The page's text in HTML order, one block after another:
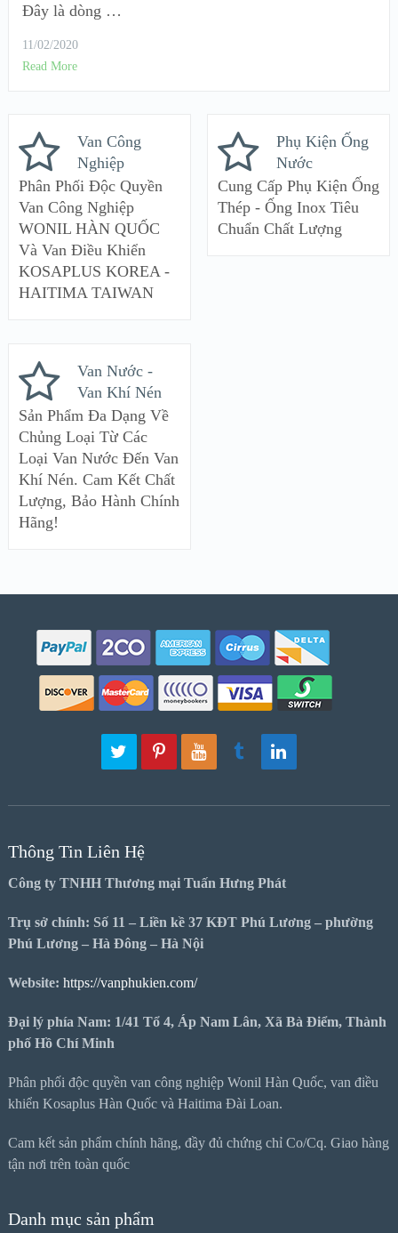
Đây là dòng …
11/02/2020
Read More
Van Công
Nghiệp
Phân Phối Độc Quyền
Van Công Nghiệp
WONIL HÀN QUỐC
Và Van Điều Khiển
KOSAPLUS KOREA -
HAITIMA TAIWAN
Phụ Kiện Ống
Nước
Cung Cấp Phụ Kiện Ống
Thép - Ống Inox Tiêu
Chuẩn Chất Lượng
Van Nước -
Van Khí Nén
Sản Phẩm Đa Dạng Về
Chủng Loại Từ Các
Loại Van Nước Đến Van
Khí Nén. Cam Kết Chất
Lượng, Bảo Hành Chính
Hãng!
Thông Tin Liên Hệ
Công ty TNHH Thương mại Tuấn Hưng Phát
Trụ sở chính: Số 11 – Liền kề 37 KĐT Phú Lương – phường
Phú Lương – Hà Đông – Hà Nội
Website: https://vanphukien.com/
Đại lý phía Nam: 1/41 Tổ 4, Áp Nam Lân, Xã Bà Điểm, Thành
phố Hồ Chí Minh
Phân phối độc quyền van công nghiệp Wonil Hàn Quốc, van điều
khiển Kosaplus Hàn Quốc và Haitima Đài Loan.
Cam kết sản phẩm chính hãng, đầy đủ chứng chỉ Co/Cq. Giao hàng
tận nơi trên toàn quốc
Danh mục sản phẩm